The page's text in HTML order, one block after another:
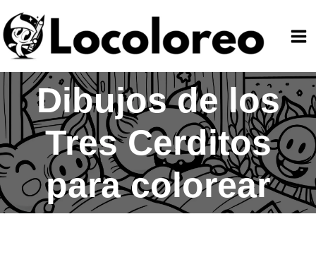
al
contenido
Dibujos de los
Tres Cerditos
para colorear